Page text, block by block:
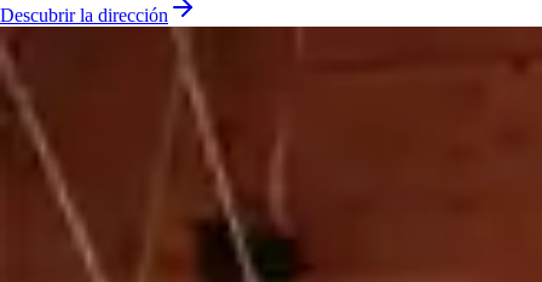
Descubrir la dirección